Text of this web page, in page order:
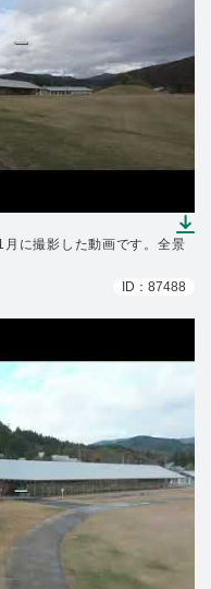
に撮影した動画です。全景
ID：87488